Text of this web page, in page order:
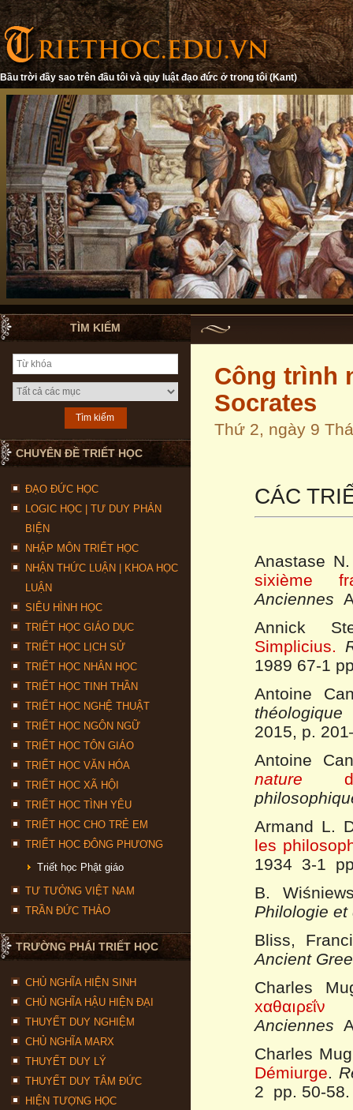
Bầu trời đầy sao trên đầu tôi và quy luật đạo đức ở trong tôi (Kant)
TÌM KIẾM
CHUYÊN ĐỀ TRIẾT HỌC
ĐẠO ĐỨC HỌC
LOGIC HỌC | TƯ DUY PHẢN
BIỆN
NHẬP MÔN TRIẾT HỌC
NHẬN THỨC LUẬN | KHOA HỌC
LUẬN
SIÊU HÌNH HỌC
TRIẾT HỌC GIÁO DỤC
TRIẾT HỌC LỊCH SỬ
TRIẾT HỌC NHÂN HỌC
TRIẾT HỌC TINH THẦN
TRIẾT HỌC NGHỆ THUẬT
TRIẾT HỌC NGÔN NGỮ
TRIẾT HỌC TÔN GIÁO
TRIẾT HỌC VĂN HÓA
TRIẾT HỌC XÃ HỘI
TRIẾT HỌC TÌNH YÊU
TRIẾT HỌC CHO TRẺ EM
TRIẾT HỌC ĐÔNG PHƯƠNG
Triết học Phật giáo
TƯ TƯỞNG VIỆT NAM
TRẦN ĐỨC THẢO
TRƯỜNG PHÁI TRIẾT HỌC
CHỦ NGHĨA HIỆN SINH
CHỦ NGHĨA HẬU HIỆN ĐẠI
THUYẾT DUY NGHIỆM
CHỦ NGHĨA MARX
THUYẾT DUY LÝ
THUYẾT DUY TÂM ĐỨC
HIỆN TƯỢNG HỌC
Công trình
Socrates
Thứ 2, ngày 9
CÁC
Anastase
sixième
Anciennes
Annick
Simplicius.
1989 67-1
Antoine
2015, p.
Antoine
nature de
Armand L.
les
1934 3-1
B.
Philologie et
Bliss,
Ancient
Charles
Anciennes
Charles
Démiurge.
2 pp. 50-58.